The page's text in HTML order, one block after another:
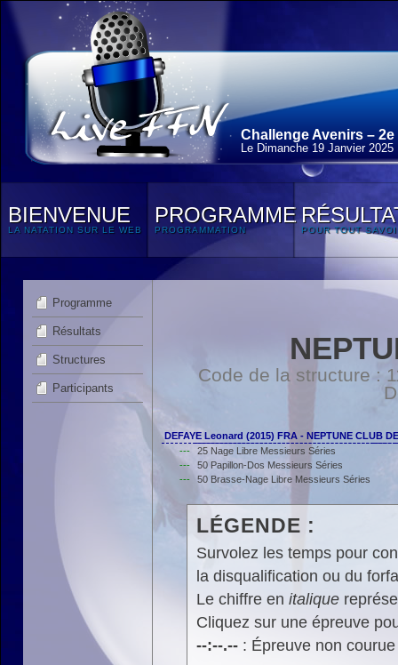
Challenge Avenirs – 2e
Le Dimanche 19 Janvier 2025
BIENVENUE
LA NATATION SUR LE WEB
PROGRAMME
PROGRAMMATION POUR TOUT
Programme
Résultats
Structures
Participants
Code de la structure :
DEFAYE Leonard (2015) FRA - NEPTUNE CLUB
---
25 Nage Libre Messieurs Séries
---
50 Papillon-Dos Messieurs Séries
---
50 Brasse-Nage Libre Messieurs Séries
LÉGENDE :
Survolez les temps pour
la disqualification ou du
Le chiffre en italique
Cliquez sur une épreuve
--:--.--: Épreuve non